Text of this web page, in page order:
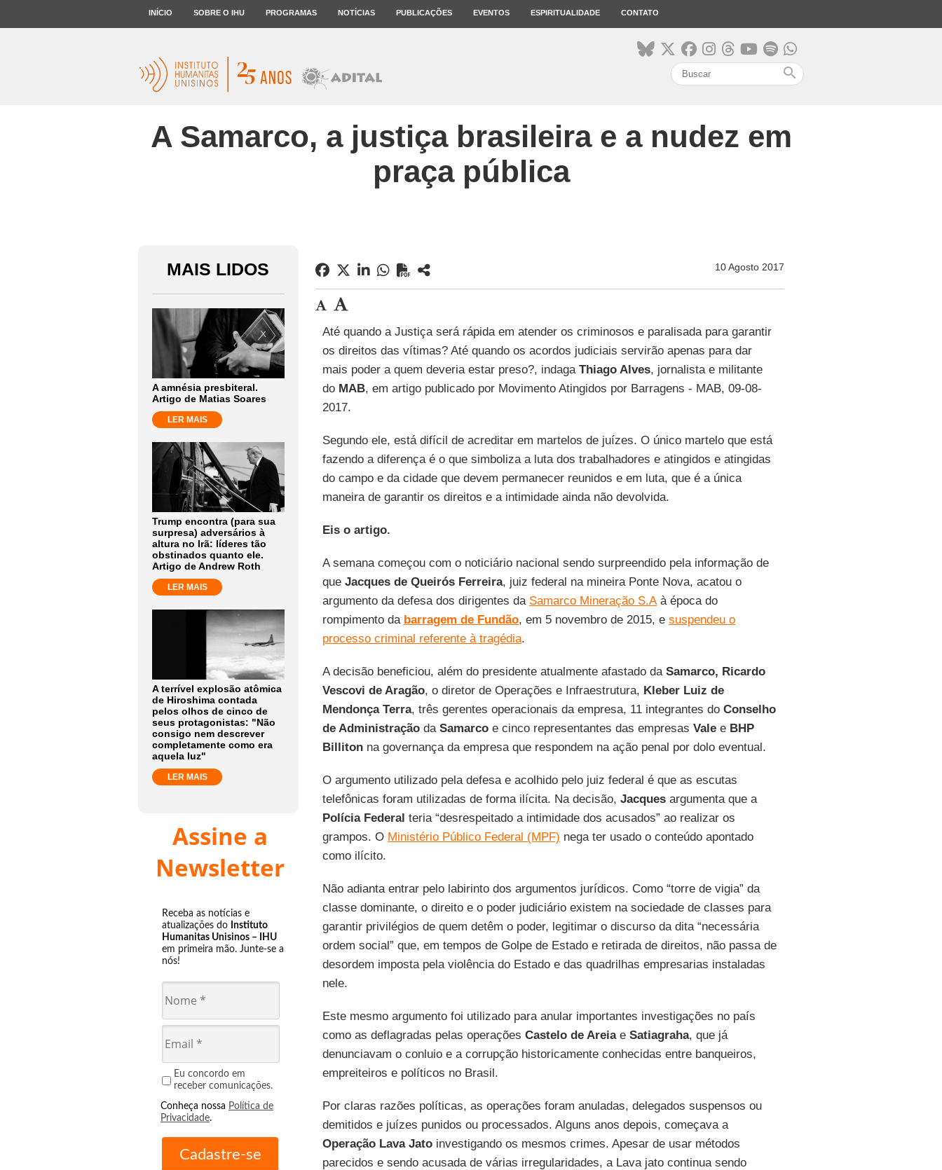
INÍCIO SOBRE O IHU PROGRAMAS NOTÍCIAS PUBLICAÇÕES EVENTOS ESPIRITUALIDADE CONTATO
search
A Samarco, a justiça brasileira e a nudez em
praça pública
MAIS LIDOS
A amnésia presbiteral.
Artigo de Matias Soares
LER MAIS
Trump encontra (para sua
surpresa) adversários à
altura no Irã: líderes tão
obstinados quanto ele.
Artigo de Andrew Roth
LER MAIS
A terrível explosão atômica
de Hiroshima contada
pelos olhos de cinco de
seus protagonistas: "Não
consigo nem descrever
completamente como era
aquela luz"
LER MAIS
Assine a
Newsletter
Receba as notícias e
atualizações do Instituto
Humanitas Unisinos – IHU
em primeira mão. Junte-se a
nós!
Eu concordo em
receber comunicações.
Conheça nossa Política de
Privacidade.
10 Agosto 2017
Até quando a Justiça será rápida em atender os criminosos e paralisada para garantir
os direitos das vítimas? Até quando os acordos judiciais servirão apenas para dar
mais poder a quem deveria estar preso?, indaga Thiago Alves, jornalista e militante
do MAB, em artigo publicado por Movimento Atingidos por Barragens - MAB, 09-08-
2017.
Segundo ele, está difícil de acreditar em martelos de juízes. O único martelo que está
fazendo a diferença é o que simboliza a luta dos trabalhadores e atingidos e atingidas
do campo e da cidade que devem permanecer reunidos e em luta, que é a única
maneira de garantir os direitos e a intimidade ainda não devolvida.
Eis o artigo.
A semana começou com o noticiário nacional sendo surpreendido pela informação de
que Jacques de Queirós Ferreira, juiz federal na mineira Ponte Nova, acatou o
argumento da defesa dos dirigentes da Samarco Mineração S.Aà época do
rompimento da barragem de Fundão, em 5 novembro de 2015, e suspendeu o
processo criminal referente à tragédia.
A decisão beneficiou, além do presidente atualmente afastado da Samarco, Ricardo
Vescovi de Aragão, o diretor de Operações e Infraestrutura, Kleber Luiz de
Mendonça Terra, três gerentes operacionais da empresa, 11 integrantes do Conselho
de Administraçãoda Samarcoe cinco representantes das empresas Valee BHP
Billitonna governança da empresa que respondem na ação penal por dolo eventual.
O argumento utilizado pela defesa e acolhido pelo juiz federal é que as escutas
telefônicas foram utilizadas de forma ilícita. Na decisão, Jacquesargumenta que a
Polícia Federal teria “desrespeitado a intimidade dos acusados” ao realizar os
grampos. O Ministério Público Federal (MPF) nega ter usado o conteúdo apontado
como ilícito.
Não adianta entrar pelo labirinto dos argumentos jurídicos. Como “torre de vigia” da
classe dominante, o direito e o poder judiciário existem na sociedade de classes para
garantir privilégios de quem detêm o poder, legitimar o discurso da dita “necessária
ordem social” que, em tempos de Golpe de Estado e retirada de direitos, não passa de
desordem imposta pela violência do Estado e das quadrilhas empresarias instaladas
nele.
Este mesmo argumento foi utilizado para anular importantes investigações no país
como as deflagradas pelas operações Castelo de Areiae Satiagraha, que já
denunciavam o conluio e a corrupção historicamente conhecidas entre banqueiros,
empreiteiros e políticos no Brasil.
Por claras razões políticas, as operações foram anuladas, delegados suspensos ou
demitidos e juízes punidos ou processados. Alguns anos depois, começava a
Operação Lava Jatoinvestigando os mesmos crimes. Apesar de usar métodos
parecidos e sendo acusada de várias irregularidades, a Lava jato continua sendo